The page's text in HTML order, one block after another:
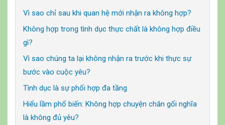
Vì sao chỉ sau khi quan hệ mới nhận ra không hợp?
Không hợp trong tình dục thực chất là không hợp điều
gì?
Vì sao chúng ta lại không nhận ra trước khi thực sự
bước vào cuộc yêu?
Tình dục là sự phối hợp đa tầng
Hiểu lầm phổ biến: Không hợp chuyện chăn gối nghĩa
là không đủ yêu?